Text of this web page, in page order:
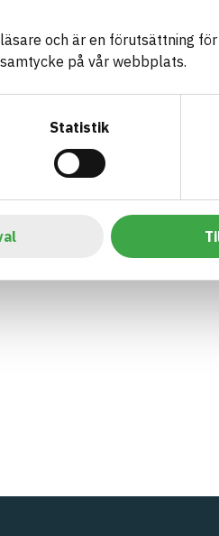
och är en förutsättning
på vår webbplats.
Statistik